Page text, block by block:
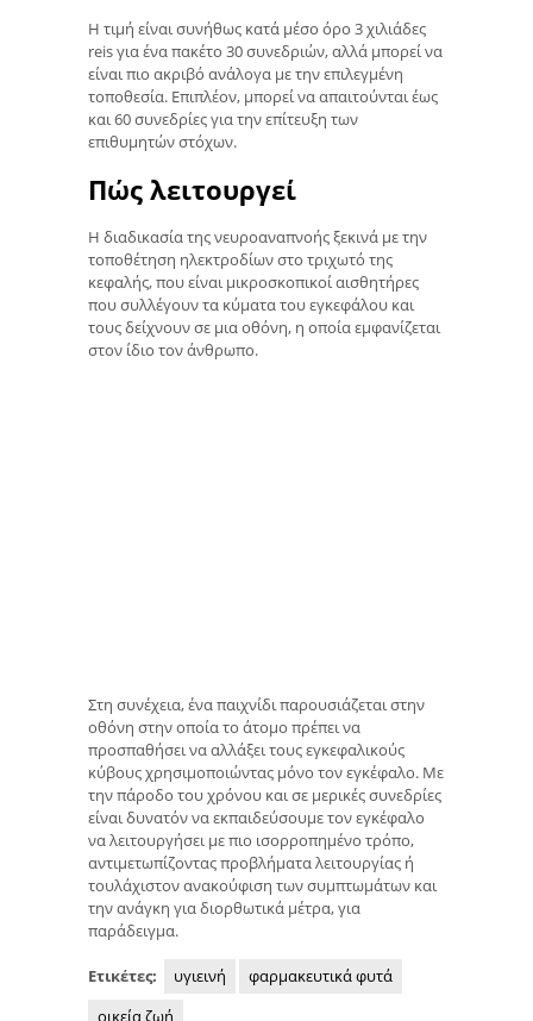
Η τιμή είναι συνήθως κατά μέσο όρο 3 χιλιάδες
reis για ένα πακέτο 30 συνεδριών, αλλά μπορεί να
είναι πιο ακριβό ανάλογα με την επιλεγμένη
τοποθεσία. Επιπλέον, μπορεί να απαιτούνται έως
και 60 συνεδρίες για την επίτευξη των
επιθυμητών στόχων.
Πώς λειτουργεί
Η διαδικασία της νευροαναπνοής ξεκινά με την
τοποθέτηση ηλεκτροδίων στο τριχωτό της
κεφαλής, που είναι μικροσκοπικοί αισθητήρες
που συλλέγουν τα κύματα του εγκεφάλου και
τους δείχνουν σε μια οθόνη, η οποία εμφανίζεται
στον ίδιο τον άνθρωπο.
Στη συνέχεια, ένα παιχνίδι παρουσιάζεται στην
οθόνη στην οποία το άτομο πρέπει να
προσπαθήσει να αλλάξει τους εγκεφαλικούς
κύβους χρησιμοποιώντας μόνο τον εγκέφαλο. Με
την πάροδο του χρόνου και σε μερικές συνεδρίες
είναι δυνατόν να εκπαιδεύσουμε τον εγκέφαλο
να λειτουργήσει με πιο ισορροπημένο τρόπο,
αντιμετωπίζοντας προβλήματα λειτουργίας ή
τουλάχιστον ανακούφιση των συμπτωμάτων και
την ανάγκη για διορθωτικά μέτρα, για
παράδειγμα.
Ετικέτες: υγιεινή
φαρμακευτικά φυτά
οικεία ζωή